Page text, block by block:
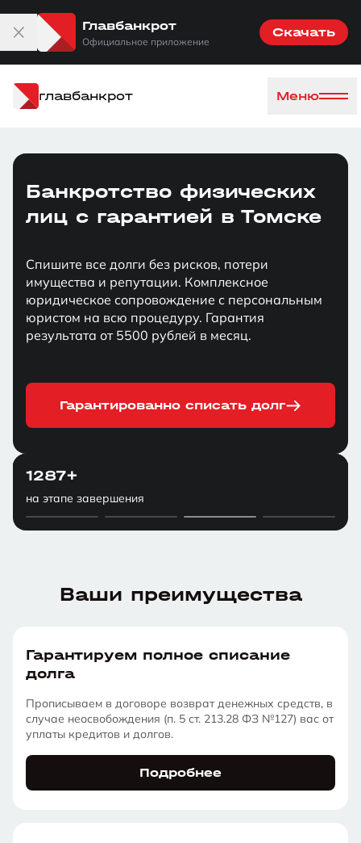
Главбанкрот
Официальное приложение
Скачать
главбанкрот Меню
Банкротство физических
лиц с гарантией в Томске
Спишите все долги без рисков, потери
имущества и репутации. Комплексное
юридическое сопровождение с персональным
юристом на всю процедуру. Гарантия
результата от 5500 рублей в месяц.
Гарантированно списать долг
1,037+
млрд. рублей списано
1957+
дел в работе
1287+
на этапе завершения
2304+
человек уже без долгов
Ваши преимущества
Гарантируем полное списание
долга
Прописываем в договоре возврат денежных средств, в
случае неосвобождения (п. 5 ст. 213.28 ФЗ №127) вас от
уплаты кредитов и долгов.
Подробнее